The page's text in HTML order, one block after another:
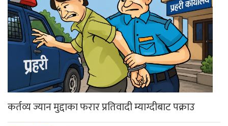
कर्तव्य ज्यान मुद्दाका फरार प्रतिवादी म्याग्दीबाट पक्राउ